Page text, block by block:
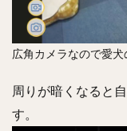
広角カメラなので愛犬
周りが暗くなると
す。